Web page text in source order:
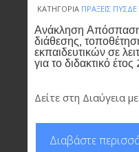
ΚΑΤΗΓΟΡΊΑ ΠΡΆΞΕΙΣ ΠΥΣΔΕ
Ανάκληση
διάθεσης,
εκπαιδευτικών σε
για το διδακτικό
Δείτε στη Διαύγεια
Διαβάστε